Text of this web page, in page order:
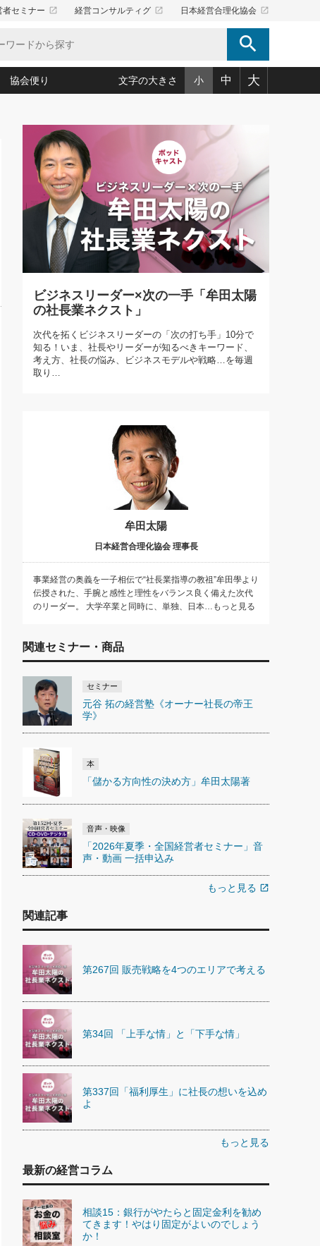
者セミナー launch 経営コンサルティグ launch 日本経営合理化協会 launch
search
第86回 「言葉狩り」
もっとみる
イング経営入
くり(210)
と思われる 気配りの達人(127)
ル(92)
識(57)
教育の決め手(203)
育て」(38)
ランク上の手紙・メール術(100)
況は会社守成の好機(38)
人間力の磨き方」(86)
え 東洋思想に学ぶ経営学(132)
指導者たち」(32)
ころ心平の ──社長のための「か・ら・だマネジメント」
タルＡＶを味方に！新・仕事術(180)
ダー脳の鍛え方(32)
ンを楽しむ基礎レッスン(12)
！社長が読むべき今月の4冊(88)
耳で楽しむ読書術(162)
の「氣」(30)
スポーツ・ビジネスに学ぶ心理学(98)
一喜の『これぞ！"本物の温泉"』(157)
協会便り
「愛読者通信」著者インタビュー(44)
ビジネス見聞録 経営ニュース(100)
作間信司の経営無形庵(けいえいむぎょうあん)(166)
経営セミナー情報局(1)
繁栄への着眼点 牟田太陽(76)
講話を聞いて学ぼう 実学・耳学・磨く「ミミガク」のすすめ
文字の大きさ 小 中 大
ビジネスリーダー×次の一手「牟田太陽
の社長業ネクスト」
次代を拓くビジネスリーダーの「次の打ち手」10分で
知る！いま、社長やリーダーが知るべきキーワード、
考え方、社長の悩み、ビジネスモデルや戦略…を毎週
取り…
牟田太陽
日本経営合理化協会 理事長
事業経営の奥義を一子相伝で“社長業指導の教祖”牟田學より
伝授された、手腕と感性と理性をバランス良く備えた次代
のリーダー。 大学卒業と同時に、単独、日本…もっと見る
関連セミナー・商品
セミナー
元谷 拓の経営塾《オーナー社長の帝王
学》
本
「儲かる方向性の決め方」牟田太陽著
音声・映像
「2026年夏季・全国経営者セミナー」音
声・動画 一括申込み
もっと見る open_in_new
関連記事
第267回 販売戦略を4つのエリアで考える
第34回 「上手な情」と「下手な情」
第337回「福利厚生」に社長の想いを込め
よ
もっと見る
最新の経営コラム
相談15：銀行がやたらと固定金利を勧め
てきます！やはり固定がよいのでしょう
か！